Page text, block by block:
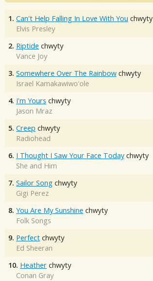
1. Can't Help Falling In Love With You chwyty
Elvis Presley
2. Riptide chwyty
Vance Joy
3. Somewhere Over The Rainbow chwyty
Israel Kamakawiwo'ole
4. I'm Yours chwyty
Jason Mraz
5. Creep chwyty
Radiohead
6. I Thought I Saw Your Face Today chwyty
She and Him
7. Sailor Song chwyty
Gigi Perez
8. You Are My Sunshine chwyty
Folk Songs
9. Perfect chwyty
Ed Sheeran
10. Heather chwyty
Conan Gray